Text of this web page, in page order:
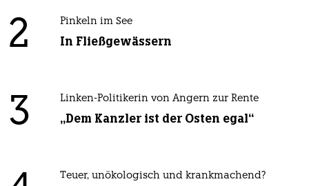
2 Pinkeln im See
In Fließgewässern
3 Linken-Politikerin von Angern zur Rente
„Dem Kanzler ist der Osten egal“
Teuer, unökologisch und krankmachend?